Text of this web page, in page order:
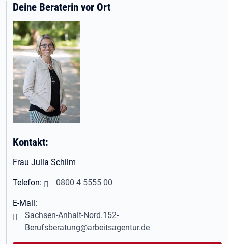
Deine Beraterin vor Ort
Kontakt:
Frau Julia Schilm
Telefon: 0800 4 5555 00
E-Mail:
Sachsen-Anhalt-Nord.152-
Berufsberatung@arbeitsagentur.de